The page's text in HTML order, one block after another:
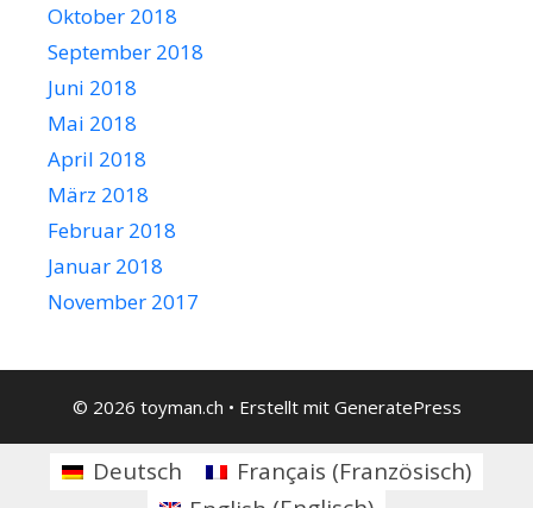
Oktober 2018
September 2018
Juni 2018
Mai 2018
April 2018
März 2018
Februar 2018
Januar 2018
November 2017
© 2026 toyman.ch • Erstellt mit GeneratePress
Deutsch Français (Französisch)